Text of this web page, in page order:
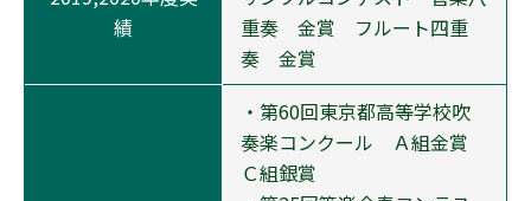
績
重奏 金賞 フルート四重
奏 金賞
・第60回東京都高等学校吹
奏楽コンクール Ａ組金賞
Ｃ組銀賞